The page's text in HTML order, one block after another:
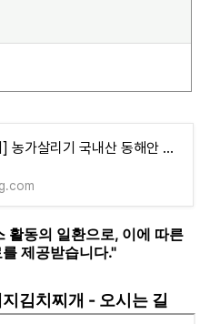
[동해어촌돕기] 농가살리기 국내산 동해안 급냉 생대구 - 대구 | 쿠팡
활동의 일환으로, 이에 따른
제공받습니다."
김치찌개 - 오시는 길